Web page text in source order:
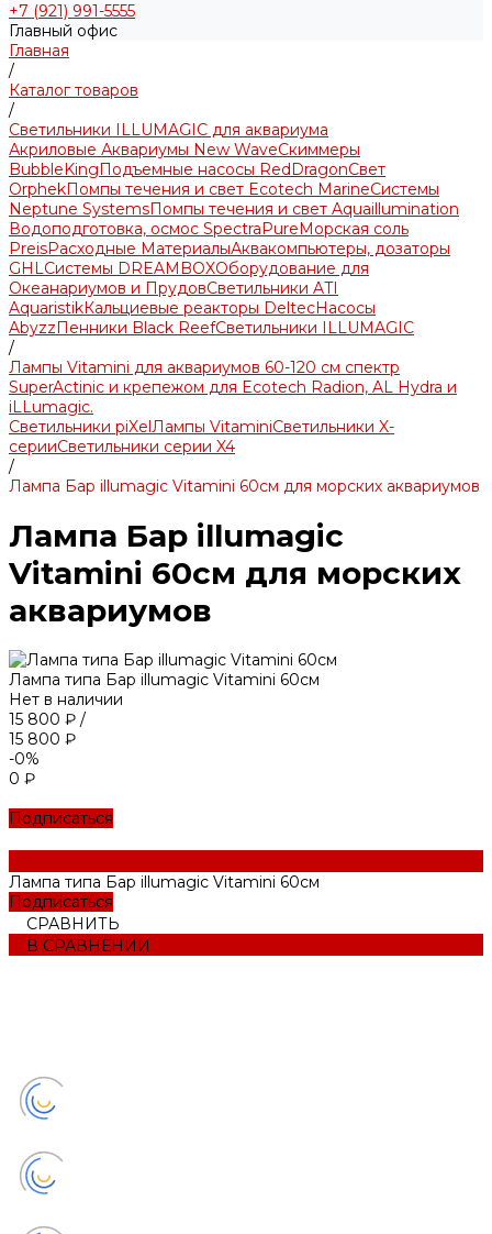
+7 (921) 991-5555
Главный офис
Главная
/
Каталог товаров
/
Светильники ILLUMAGIC для аквариума
Акриловые Аквариумы New WaveСкиммеры
BubbleKingПодъемные насосы RedDragonСвет
OrphekПомпы течения и свет Ecotech MarineСистемы
Neptune SystemsПомпы течения и свет Aquaillumination
Водоподготовка, осмос SpectraPureМорская соль
PreisРасходные МатериалыАквакомпьютеры, дозаторы
GHLСистемы DREAMBOXОборудование для
Океанариумов и ПрудовСветильники ATI
AquaristikКальциевые реакторы DeltecНасосы
AbyzzПенники Black ReefСветильники ILLUMAGIC
/
Лампы Vitamini для аквариумов 60-120 см спектр
SuperActinic и крепежом для Ecotech Radion, AL Hydra и
iLLumagic.
Светильники piXelЛампы VitaminiСветильники X-
серииСветильники серии X4
/
Лампа Бар illumagic Vitamini 60см для морских аквариумов
Лампа Бар illumagic
Vitamini 60см для морских
аквариумов
Лампа типа Бар illumagic Vitamini 60см
Нет в наличии
15 800 ₽ /
15 800 ₽
-0%
0 ₽
Подписаться
Лампа типа Бар illumagic Vitamini 60см
Подписаться
СРАВНИТЬ
В СРАВНЕНИИ